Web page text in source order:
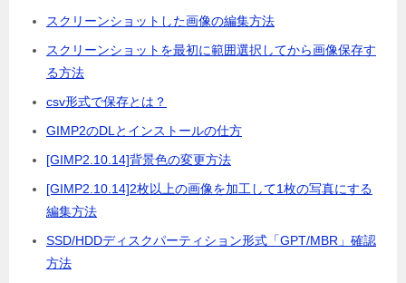
スクリーンショットした画像の編集方法
スクリーンショットを最初に範囲選択してから画像保存す
る方法
csv形式で保存とは？
GIMP2のDLとインストールの仕方
[GIMP2.10.14]背景色の変更方法
[GIMP2.10.14]2枚以上の画像を加工して1枚の写真にする
編集方法
SSD/HDDディスクパーティション形式「GPT/MBR」確認
方法